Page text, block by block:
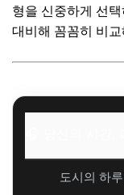
형을 신중하게 선
대비해 꼼꼼히 비
도시의 하